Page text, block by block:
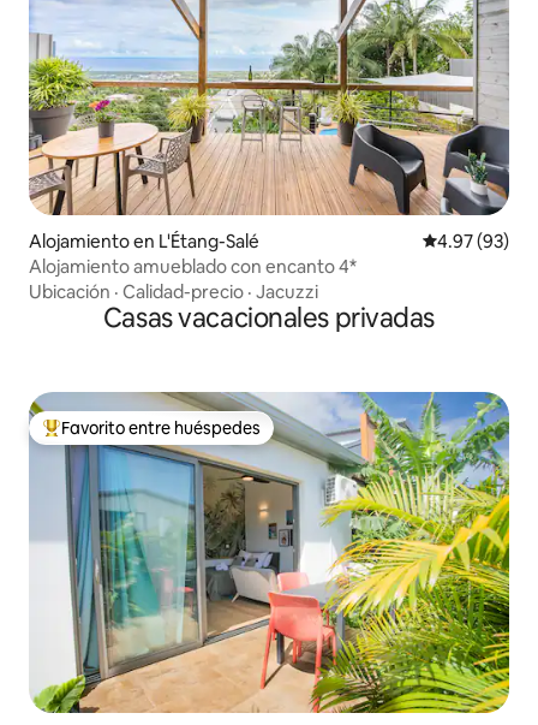
Alojamiento en L'Étang-Salé Calificación
4.97 (93)
Alojamiento amueblado con encanto 4*
Ubicación · Calidad-precio · Jacuzzi
Casas vacacionales privadas
Favorito entre huéspedes preferido
Favorito entre huéspedes